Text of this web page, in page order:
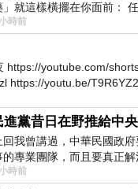
」就這樣橫擺在你面前：
止衰老、痛覺消失…堪
時前
https://youtube.com/
https://youtu.be/
進黨昔日在野推給中
回我曾講過，中華民國政
的專業團隊，而且要真正
只會到處甩鍋的雙標團隊，
時前